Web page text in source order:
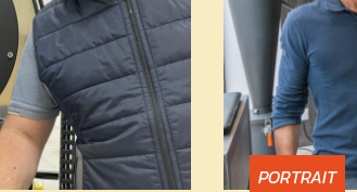
PORTRAIT